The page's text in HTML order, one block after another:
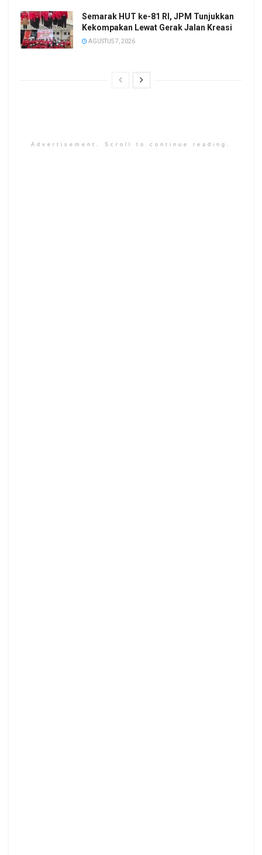
Semarak HUT ke-81 RI, JPM Tunjukkan
Kekompakan Lewat Gerak Jalan Kreasi
AGUSTUS 7, 2026
Advertisement. Scroll to continue reading.